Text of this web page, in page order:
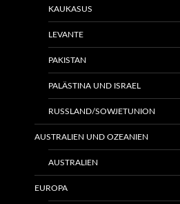
KAUKASUS
LEVANTE
PAKISTAN
PALÄSTINA UND ISRAEL
RUSSLAND/SOWJETUNION
AUSTRALIEN UND OZEANIEN
AUSTRALIEN
EUROPA